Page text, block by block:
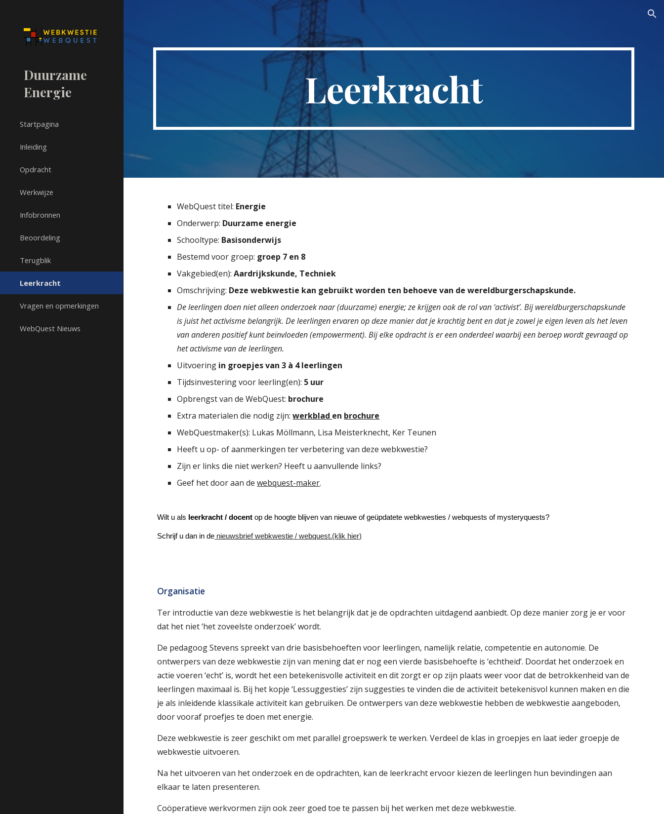
Duurzame
Energie
Startpagina
Inleiding
Opdracht
Werkwijze
Infobronnen
Beoordeling
Terugblik
Leerkracht
Vragen en opmerkingen
WebQuest Nieuws
Leerkracht
WebQuest titel: Energie
Onderwerp: Duurzame energie
Schooltype: Basisonderwijs
Bestemd voor groep: groep 7 en 8
Vakgebied(en):Aardrijkskunde, Techniek
Omschrijving: Deze webkwestie kan gebruikt worden ten behoeve van de wereldburgerschapskunde.
De leerlingen doen niet alleen onderzoek naar (duurzame) energie; ze krijgen ook de rol van ‘activist’. Bij wereldburgerschapskunde
is juist het activisme belangrijk. De leerlingen ervaren op deze manier dat je krachtig bent en dat je zowel je eigen leven als het leven
van anderen positief kunt beïnvloeden (empowerment). Bij elke opdracht is er een onderdeel waarbij een beroep wordt gevraagd op
het activisme van de leerlingen.
Uitvoering in groepjes van 3 à 4 leerlingen
Tijdsinvestering voor leerling(en): 5 uur
Opbrengst van de WebQuest: brochure
Extra materialen die nodig zijn:werkblad en brochure
WebQuestmaker(s): Lukas Möllmann, Lisa Meisterknecht, Ker Teunen
Heeft u op- of aanmerkingen ter verbetering van deze webkwestie?
Zijn er links die niet werken? Heeft u aanvullende links?
Geef het door aan dewebquest-maker.
Wilt u als leerkracht / docentop de hoogte blijven van nieuwe of geüpdatete webkwesties / webquests of mysteryquests?
Schrijf u dan in de nieuwsbrief webkwestie / webquest.(klik hier)
Organisatie
Ter introductie van deze webkwestie is het belangrijk dat je de opdrachten uitdagend aanbiedt. Op deze manier zorg je er voor
dat het niet ‘het zoveelste onderzoek’ wordt.
De pedagoog Stevens spreekt van drie basisbehoeften voor leerlingen, namelijk relatie, competentie en autonomie. De
ontwerpers van deze webkwestie zijn van mening dat er nog een vierde basisbehoefte is ‘echtheid’. Doordat het onderzoek en
actie voeren ‘echt’ is, wordt het een betekenisvolle activiteit en dit zorgt er op zijn plaats weer voor dat de betrokkenheid van de
leerlingen maximaal is. Bij het kopje ‘Lessuggesties’ zijn suggesties te vinden die de activiteit betekenisvol kunnen maken en die
je als inleidende klassikale activiteit kan gebruiken. De ontwerpers van deze webkwestie hebben de webkwestie aangeboden,
door vooraf proefjes te doen met energie.
Deze webkwestie is zeer geschikt om met parallel groepswerk te werken. Verdeel de klas in groepjes en laat ieder groepje de
webkwestie uitvoeren.
Na het uitvoeren van het onderzoek en de opdrachten, kan de leerkracht ervoor kiezen de leerlingen hun bevindingen aan
elkaar te laten presenteren.
Coöperatieve werkvormen zijn ook zeer goed toe te passen bij het werken met deze webkwestie.